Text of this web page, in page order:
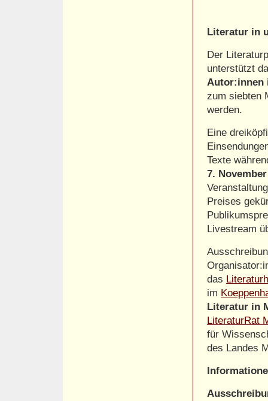
Literatur in
Der
unterstützt
Autor:innen
zum siebten
werden.
Eine
Texte
7.
Preises
Livestream
das
im
Literatur in
LiteraturRat
für
des Landes